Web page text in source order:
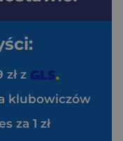
z
klubowiczów
za 1 zł